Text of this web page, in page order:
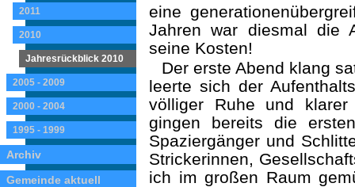
2011
2010
Jahresrückblick 2010
2005 - 2009
2000 - 2004
1995 - 1999
Archiv
Gemeinde aktuell
eine
Jahren war diesmal die
seine Kosten!
Der erste Abend klang
leerte sich der
völliger Ruhe und
gingen bereits die
Spaziergänger und
Strickerinnen,
ich im großen Raum